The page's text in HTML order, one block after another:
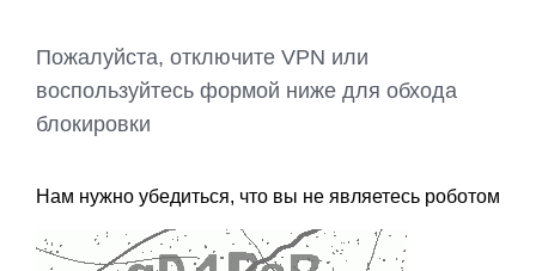
Пожалуйста, отключите VPN или
воспользуйтесь формой ниже для обхода
блокировки
Нам нужно убедиться, что вы не являетесь роботом